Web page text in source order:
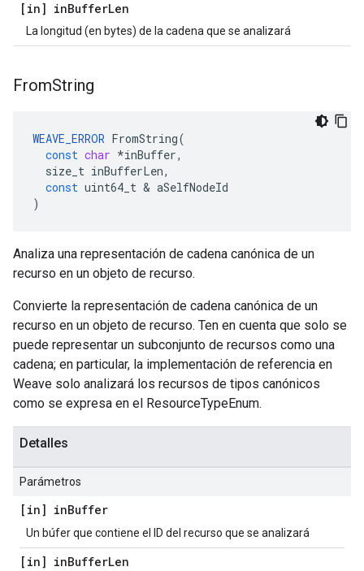
[in] inBufferLen
La longitud (en bytes) de la cadena que se analizará
FromString
WEAVE_ERROR FromString(
const char *inBuffer,
size_t inBufferLen,
const uint64_t & aSelfNodeId
)
Analiza una representación de cadena canónica de un
recurso en un objeto de recurso.
Convierte la representación de cadena canónica de un
recurso en un objeto de recurso. Ten en cuenta que solo se
puede representar un subconjunto de recursos como una
cadena; en particular, la implementación de referencia en
Weave solo analizará los recursos de tipos canónicos
como se expresa en el ResourceTypeEnum.
Detalles
Parámetros
[in] inBuffer
Un búfer que contiene el ID del recurso que se analizará
[in] inBufferLen